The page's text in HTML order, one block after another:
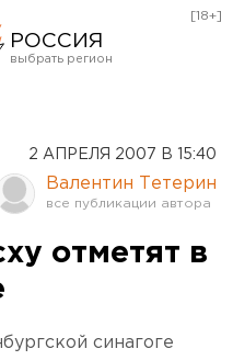
РОССИЯ
Курган
Оренбург
[18+]
2 АПРЕЛЯ 2007 В 15:40
Валентин Тетерин
отметят в
синагоге